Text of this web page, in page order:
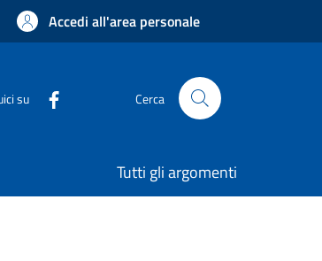
Accedi all'area personale
su Cerca
Tutti gli argomenti